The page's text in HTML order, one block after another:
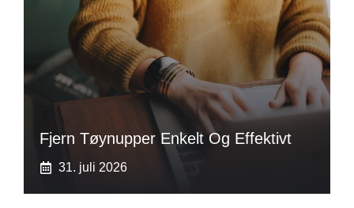
Fjern Tøynupper Enkelt Og Effektivt
31. juli 2026